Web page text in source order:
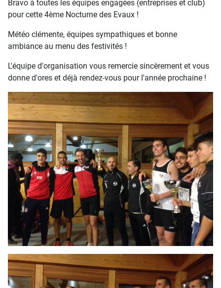
Bravo à toutes les équipes engagées (entreprises et club)
pour cette 4ème Nocturne des Evaux !
Météo clémente, équipes sympathiques et bonne
ambiance au menu des festivités !
L'équipe d'organisation vous remercie sincèrement et vous
donne d'ores et déjà rendez-vous pour l'année prochaine !